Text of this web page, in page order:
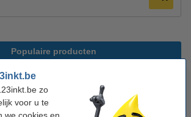
zo
voor u te
we cookies en
Populaire producten